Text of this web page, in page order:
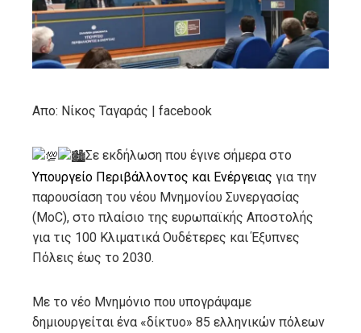
Απο: Νίκος Ταγαράς | facebook
Σε εκδήλωση που έγινε σήμερα στο
Υπουργείο Περιβάλλοντος και Ενέργειας για την
παρουσίαση του νέου Μνημονίου Συνεργασίας
(MoC), στο πλαίσιο της ευρωπαϊκής Αποστολής
για τις 100 Κλιματικά Ουδέτερες και Έξυπνες
Πόλεις έως το 2030.
Με το νέο Μνημόνιο που υπογράψαμε
δημιουργείται ένα «δίκτυο» 85 ελληνικών πόλεων